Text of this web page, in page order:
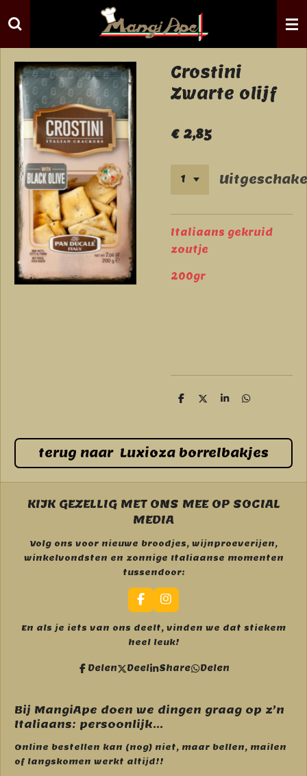
direct
naar
hoofdinhoud
Crostini
Zwarte olijf
€ 2,85
Italiaans gekruid
zoutje
200gr
D
n
D
S
e
D
n
terug naar Luxioza borrelbakjes
KIJK GEZELLIG MET ONS MEE OP SOCIAL
MEDIA
Volg ons voor nieuwe broodjes, wijnproeverijen,
winkelvondsten en zonnige Italiaanse momenten
tussendoor:
F
a
c
b
o
I
n
s
t
a
r
En als je iets van ons deelt, vinden we dat stiekem
heel leuk!
Delen Deel Share Delen
Bij MangiApe doen we dingen graag op z’n
Italiaans: persoonlijk...
Online bestellen kan (nog) niet, maar bellen, mailen
of langskomen werkt altijd!!